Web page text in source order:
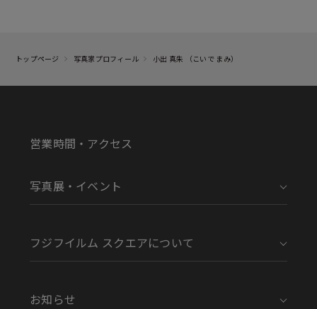
トップページ 写真家プロフィール 小出 真朱 （こいで まみ）
営業時間・アクセス
写真展・イベント
フジフイルム スクエアについて
お知らせ